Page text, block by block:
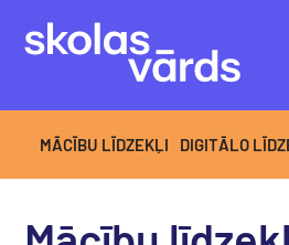
MĀCĪBU LĪDZEKĻI DIGITĀLO